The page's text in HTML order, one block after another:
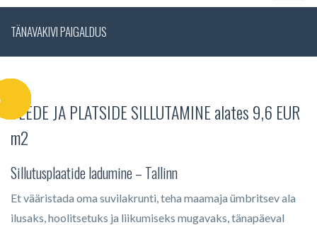
TÄNAVAKIVI PAIGALDUS
TEEDE JA PLATSIDE SILLUTAMINE alates 9,6 EUR
m2
Sillutusplaatide ladumine – Tallinn
Et vääristada oma suvilakrunti, teha maamaja ümbritsev ala
ilusaks, hoolitsetuks ja liikumiseks mugavaks, tänapäeval